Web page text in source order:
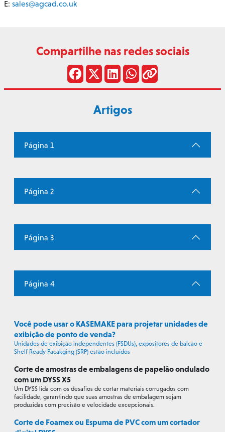
E: sales@agcad.co.uk
Compartilhe nas redes sociais
Artigos
Página 1
Página 2
Página 3
Página 4
Você pode usar o KASEMAKE para projetar unidades de
exibição de ponto de venda?
Unidades de exibição independentes (FSDUs), expositores de balcão e
Shelf Ready Pacakging (SRP) estão incluídos
Corte de amostras de embalagens de papelão ondulado
com um DYSS X5
Um DYSS lida com os desafios de cortar materiais corrugados com
facilidade, garantindo que suas amostras de embalagem sejam
produzidas com precisão e velocidade excepcionais.
Corte de Foamex ou Espuma de PVC com um cortador